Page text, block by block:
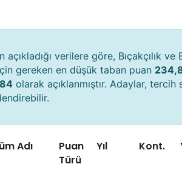
açıkladığı verilere göre, Bıçakçılık
gereken en düşük taban puan
olarak açıklanmıştır. Adaylar,
Adı
Puan
Türü
Yıl Kont.